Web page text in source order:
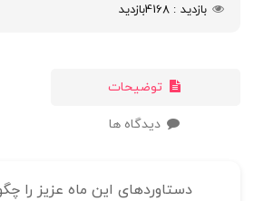
بازدید
4168بازدید
توضیحات
دیدگاه ها
دستاوردهای این ماه عزیز را